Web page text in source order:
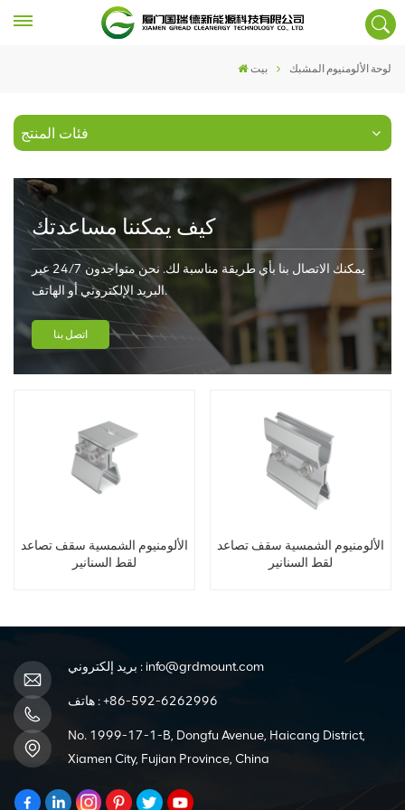
بيت لوحة الألومنيوم المشبك
فئات المنتج
كيف يمكننا مساعدتك
يمكنك الاتصال بنا بأي طريقة مناسبة لك. نحن متواجدون 24/7 عبر
البريد الإلكتروني أو الهاتف.
اتصل بنا
الألومنيوم الشمسية سقف تصاعد
لقط السنانير
الألومنيوم الشمسية سقف تصاعد
لقط السنانير
بريد إلكتروني : info@grdmount.com
هاتف :+86-592-6262996
No. 1999-17-1-B, Dongfu Avenue, Haicang District,
Xiamen City, Fujian Province, China